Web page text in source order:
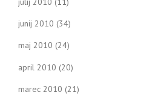
junij 2010 (34)
maj 2010 (24)
april 2010 (20)
marec 2010 (21)